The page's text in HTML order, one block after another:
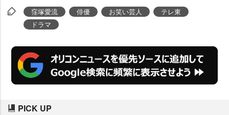
窪塚愛流 俳優 お笑い芸人
テレ東
ドラマ
PICK UP